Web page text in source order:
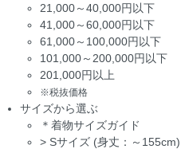
21,000～40,000円以下
41,000～60,000円以下
61,000～100,000円以下
101,000～200,000円以下
201,000円以上
※税抜価格
サイズから選ぶ
＊着物サイズガイド
> Sサイズ (身丈：～155cm)